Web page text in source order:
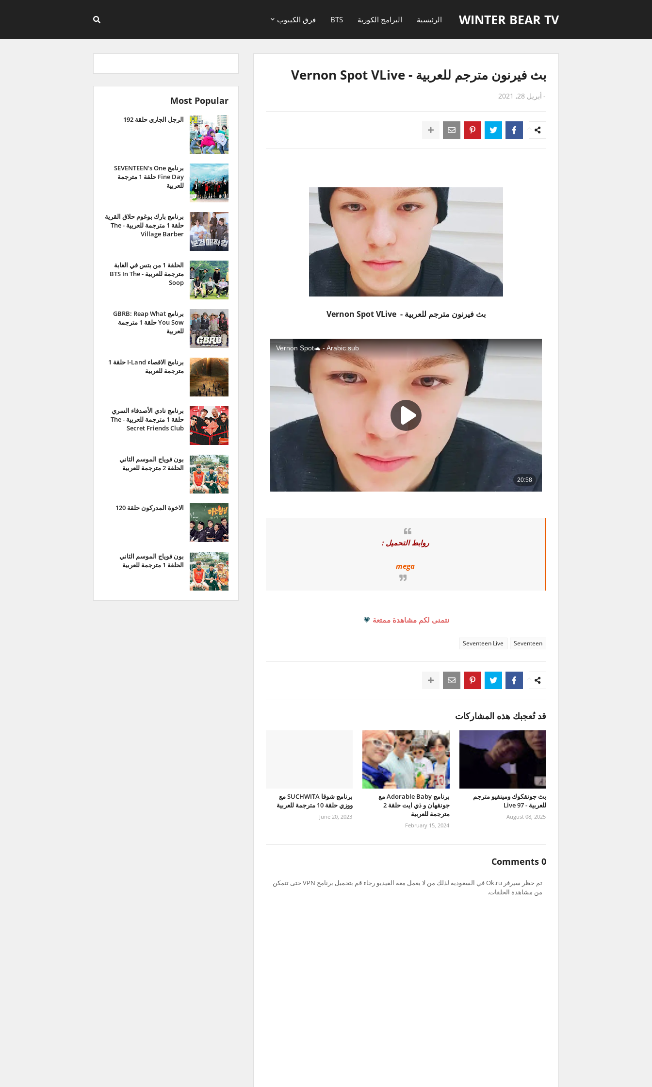
WINTER BEAR TV الرئيسية البرامج الكورية BTS فرق الكيبوب
بث فيرنون مترجم للعربية - Vernon Spot VLive
- أبريل 28, 2021
بث فيرنون مترجم للعربية - Vernon Spot VLive
روابط التحميل :
mega
نتمنى لكم مشاهدة ممتعة 💗
Seventeen
Seventeen Live
قد تُعجبك هذه المشاركات
بث جونقكوك ومينقيو مترجم
للعربية - 97 Live
August 08, 2025
برنامج Adorable Baby مع
جونقهان و ذي ايت حلقة 2
مترجمة للعربية
February 15, 2024
برنامج شوقا SUCHWITA مع
ووزي حلقة 10 مترجمة للعربية
June 20, 2023
0 Comments
تم حظر سيرفر Ok.ru في السعودية لذلك من لا يعمل معه الفيديو رجاء قم بتحميل برنامج VPN حتى تتمكن
من مشاهدة الحلقات.
Most Popular
الرجل الجاري حلقة 192
برنامج SEVENTEEN's One
Fine Day حلقة 1 مترجمة
للعربية
برنامج بارك بوغوم حلاق القرية
حلقة 1 مترجمة للعربية - The
Village Barber
الحلقة 1 من بتس في الغابة
مترجمة للعربية - BTS In The
Soop
برنامج GBRB: Reap What
You Sow حلقة 1 مترجمة
للعربية
برنامج الاقصاء I-Land حلقة 1
مترجمة للعربية
برنامج نادي الأصدقاء السري
حلقة 1 مترجمة للعربية - The
Secret Friends Club
بون فوياج الموسم الثاني
الحلقة 2 مترجمة للعربية
الاخوة المدركون حلقة 120
بون فوياج الموسم الثاني
الحلقة 1 مترجمة للعربية